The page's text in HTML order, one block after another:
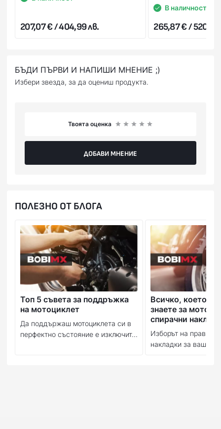
Стойността на поръчката се заплаща на куриера в брой
(наложен платеж),или предварително на сайта ни с
207,07 € / 404,99 лв.
В наличност
265,87 € / 520,00
БЪДИ ПЪРВИ И НАПИШИ МНЕНИЕ ;)
Избери звезда, за да оцениш продукта.
Твоята оценка
ДОБАВИ МНЕНИЕ
ПОЛЕЗНО ОТ БЛОГА
Топ 5 съвета за поддръжка
на мотоциклет
Да поддържаш мотоциклета си в
перфектно състояние е изключит...
Всичко, което
знаете за
спирачни
Изборът на
накладки за вашия